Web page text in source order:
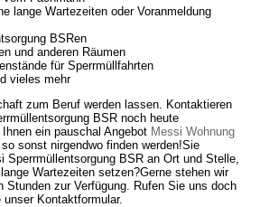
lange Wartezeiten oder Voranmeldung
BSRen
und anderen Räumen
für Sperrmüllfahrten
vieles mehr
zum Beruf werden lassen. Kontaktieren
BSR noch heute
ein pauschal Angebot Messi Wohnung
sonst nirgendwo finden werden!Sie
Sperrmüllentsorgung BSR an Ort und Stelle,
Wartezeiten setzen?Gerne stehen wir
Stunden zur Verfügung. Rufen Sie uns doch
Kontaktformular.